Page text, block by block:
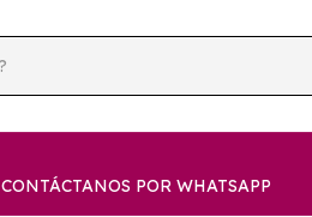
CONTÁCTANOS POR WHATSAPP